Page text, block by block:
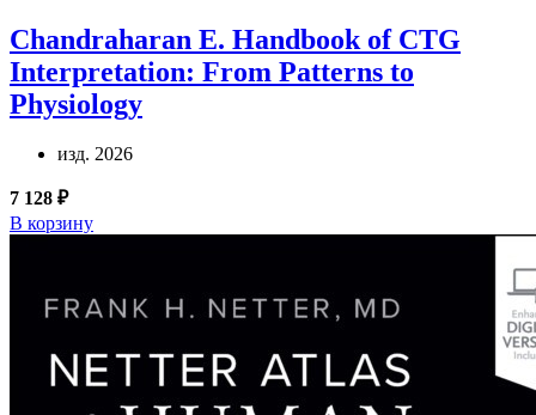
Chandraharan E. Handbook of CTG
Interpretation: From Patterns to
Physiology
изд. 2026
7 128 ₽
В корзину